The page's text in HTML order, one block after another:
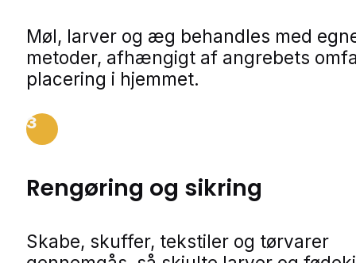
Møl, larver og æg behandles med
metoder, afhængigt af angrebets
placering i hjemmet.
3
Rengøring og sikring
Skabe, skuffer, tekstiler og tørvarer